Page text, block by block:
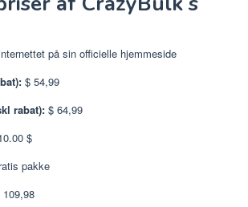
på sin officielle hjemmeside
$ 54,99
rabat): $ 64,99
$
pakke
109,98